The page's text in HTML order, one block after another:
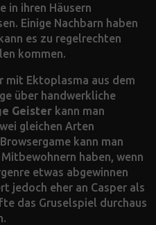
in ihren Häusern
Einige Nachbarn haben
es zu regelrechten
kommen.
mit Ektoplasma aus dem
über handwerkliche
Geister kann man
gleichen Arten
kann man
haben, wenn
etwas abgewinnen
jedoch eher an Casper als
das Gruselspiel durchaus